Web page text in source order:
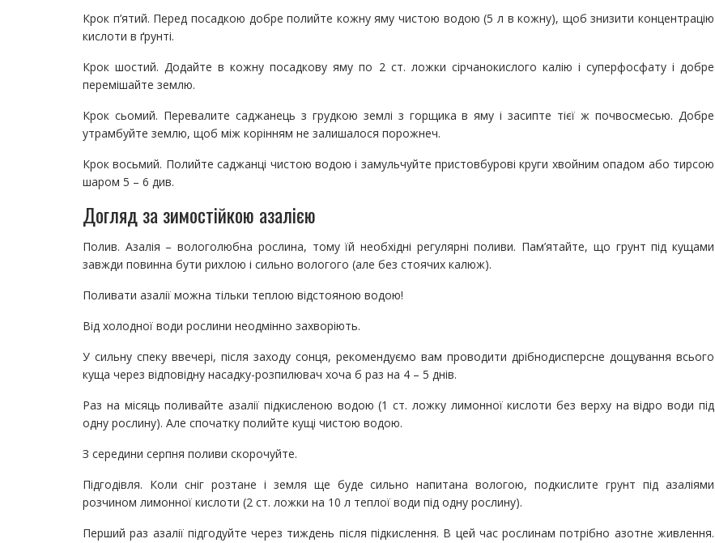
Крок п’ятий. Перед посадкою добре полийте кожну яму чистою водою (5 л в кожну), щоб знизити концентрацію
кислоти в ґрунті.
Крок шостий. Додайте в кожну посадкову яму по 2 ст. ложки сірчанокислого калію і суперфосфату і добре
перемішайте землю.
Крок сьомий. Перевалите саджанець з грудкою землі з горщика в яму і засипте тієї ж почвосмесью. Добре
утрамбуйте землю, щоб між корінням не залишалося порожнеч.
Крок восьмий. Полийте саджанці чистою водою і замульчуйте пристовбурові круги хвойним опадом або тирсою
шаром 5 – 6 див.
Догляд за зимостійкою азалією
Полив. Азалія – вологолюбна рослина, тому їй необхідні регулярні поливи. Пам’ятайте, що грунт під кущами
завжди повинна бути рихлою і сильно вологого (але без стоячих калюж).
Поливати азалії можна тільки теплою відстояною водою!
Від холодної води рослини неодмінно захворіють.
У сильну спеку ввечері, після заходу сонця, рекомендуємо вам проводити дрібнодисперсне дощування всього
куща через відповідну насадку-розпилювач хоча б раз на 4 – 5 днів.
Раз на місяць поливайте азалії підкисленою водою (1 ст. ложку лимонної кислоти без верху на відро води під
одну рослину). Але спочатку полийте кущі чистою водою.
З середини серпня поливи скорочуйте.
Підгодівля. Коли сніг розтане і земля ще буде сильно напитана вологою, подкислите грунт під азаліями
розчином лимонної кислоти (2 ст. ложки на 10 л теплої води під одну рослину).
Перший раз азалії підгодуйте через тиждень після підкислення. В цей час рослинам потрібно азотне живлення.